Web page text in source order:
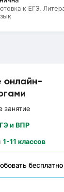
онлайн-
занятие
и ВПР
1-11 классов
бесплатно
к ЕГЭ,